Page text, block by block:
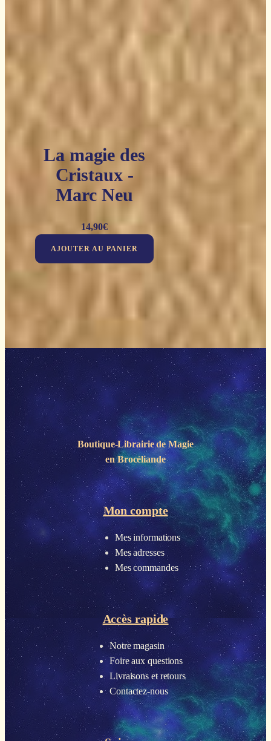
La magie des
Cristaux -
Marc Neu
14,90€
AJOUTER AU PANIER
Boutique-Librairie deMagie
en Brocéliande
Mon compte
Mes informations
Mes adresses
Mes commandes
Accès rapide
Notre magasin
Foire aux questions
Livraisons et retours
Contactez-nous